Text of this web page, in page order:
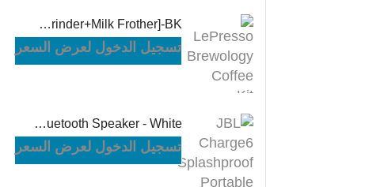
LePresso Brewology Coffee Kit [Espresso Maker+Rechargeable Grinder+Milk Frother]-BK
تسجيل الدخول لعرض السعر
JBL Charge6 Splashproof Portable Bluetooth Speaker - White
تسجيل الدخول لعرض السعر